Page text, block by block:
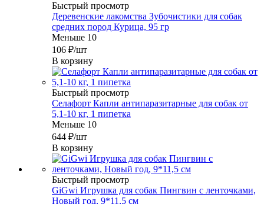
Быстрый просмотр
Деревенские лакомства Зубочистики для собак
средних пород Курица, 95 гр
Меньше 10
106 ₽/шт
В корзину
Быстрый просмотр
Селафорт Капли антипаразитарные для собак от
5,1-10 кг, 1 пипетка
Меньше 10
644 ₽/шт
В корзину
Быстрый просмотр
GiGwi Игрушка для собак Пингвин с ленточками,
Новый год, 9*11,5 см